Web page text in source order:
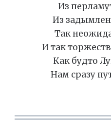
Из
Из
Так
И так
Как будто
Нам сразу